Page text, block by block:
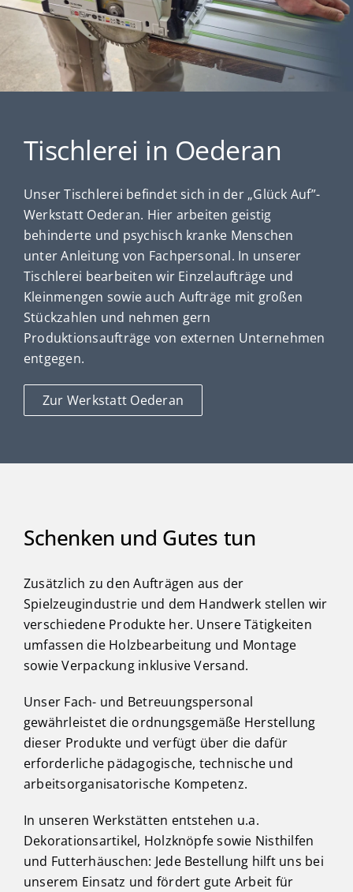
Kinder
Förderung & Betreuung
Verein
Inklusionsbetrieb
Shop
Kontakt
Tischlerei in Oederan
Unser Tischlerei befindet sich in der „Glück Auf”-
Werkstatt Oederan. Hier arbeiten geistig
behinderte und psychisch kranke Menschen
unter Anleitung von Fachpersonal. In unserer
Tischlerei bearbeiten wir Einzelaufträge und
Kleinmengen sowie auch Aufträge mit großen
Stückzahlen und nehmen gern
Produktionsaufträge von externen Unternehmen
entgegen.
Zur Werkstatt Oederan
Schenken und Gutes tun
Zusätzlich zu den Aufträgen aus der
Spielzeugindustrie und dem Handwerk stellen wir
verschiedene Produkte her. Unsere Tätigkeiten
umfassen die Holzbearbeitung und Montage
sowie Verpackung inklusive Versand.
Unser Fach- und Betreuungspersonal
gewährleistet die ordnungsgemäße Herstellung
dieser Produkte und verfügt über die dafür
erforderliche pädagogische, technische und
arbeitsorganisatorische Kompetenz.
In unseren Werkstätten entstehen u.a.
Dekorationsartikel, Holzknöpfe sowie Nisthilfen
und Futterhäuschen: Jede Bestellung hilft uns bei
unserem Einsatz und fördert gute Arbeit für